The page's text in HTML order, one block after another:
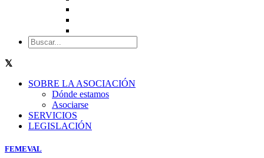
SOBRE LA ASOCIACIÓN
Dónde estamos
Asociarse
SERVICIOS
LEGISLACIÓN
FEMEVAL